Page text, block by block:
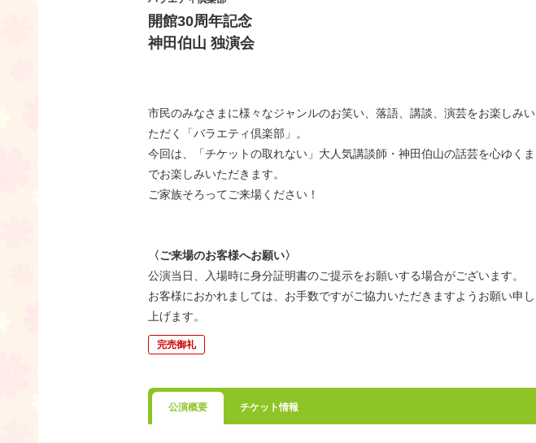
開館30周年記念
神田伯山 独演会
市民のみなさまに様々なジャンルのお笑い、落語、講談、演芸をお楽しみい
ただく「バラエティ倶楽部」。
今回は、「チケットの取れない」大人気講談師・神田伯山の話芸を心ゆくま
でお楽しみいただきます。
ご家族そろってご来場ください！
〈ご来場のお客様へお願い〉
公演当日、入場時に身分証明書のご提示をお願いする場合がございます。
お客様におかれましては、お手数ですがご協力いただきますようお願い申し
上げます。
完売御礼
公演概要 チケット情報